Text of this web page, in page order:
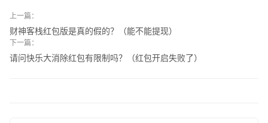
上一篇：
财神客栈红包版是真的假的？（能不能提现）
下一篇：
请问快乐大消除红包有限制吗？（红包开启失败了）